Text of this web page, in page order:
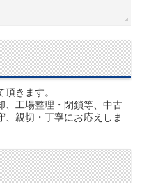
きます。
、工場整理・閉鎖等、中古
親切・丁寧にお応えしま